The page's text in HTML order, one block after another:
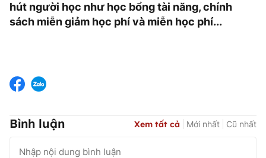
hút người học như học bổng tài năng, chính
sách miễn giảm học phí và miễn học phí...
Bình luận Xem tất cả Mới nhất Cũ nhất